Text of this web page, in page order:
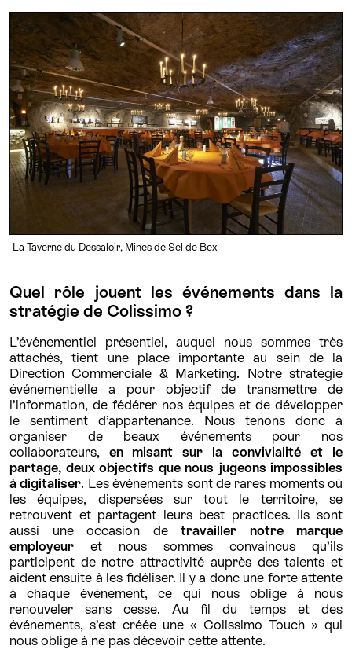
La Taverne du Dessaloir, Mines de Sel de Bex
Quel rôle jouent les événements dans la
stratégie de Colissimo ?
L’événementiel présentiel, auquel nous sommes très
attachés, tient une place importante au sein de la
Direction Commerciale & Marketing. Notre stratégie
événementielle a pour objectif de transmettre de
l’information, de fédérer nos équipes et de développer
le sentiment d’appartenance. Nous tenons donc à
organiser de beaux événements pour nos
collaborateurs, en misant sur la convivialité et le
partage, deux objectifs que nous jugeons impossibles
à digitaliser. Les événements sont de rares moments où
les équipes, dispersées sur tout le territoire, se
retrouvent et partagent leurs best practices. Ils sont
aussi une occasion de travailler notre marque
employeur et nous sommes convaincus qu’ils
participent de notre attractivité auprès des talents et
aident ensuite à les fidéliser. Il y a donc une forte attente
à chaque événement, ce qui nous oblige à nous
renouveler sans cesse. Au fil du temps et des
événements, s’est créée une « Colissimo Touch » qui
nous oblige à ne pas décevoir cette attente.